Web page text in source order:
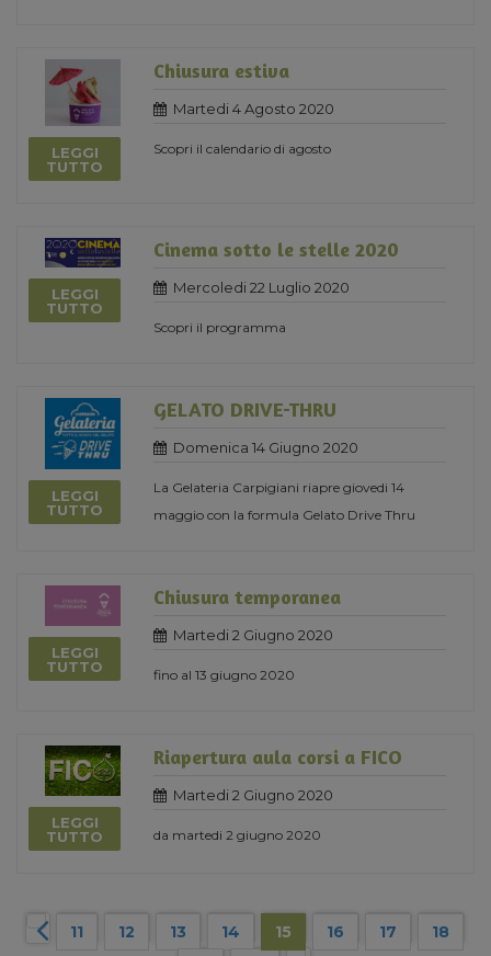
LEGGI
TUTTO
Chiusura estiva
Martedi 4 Agosto 2020
Scopri il calendario di agosto
LEGGI
TUTTO
Cinema sotto le stelle 2020
Mercoledi 22 Luglio 2020
Scopri il programma
LEGGI
TUTTO
GELATO DRIVE-THRU
Domenica 14 Giugno 2020
La Gelateria Carpigiani riapre giovedi 14
maggio con la formula Gelato Drive Thru
LEGGI
TUTTO
Chiusura temporanea
Martedi 2 Giugno 2020
fino al 13 giugno 2020
LEGGI
TUTTO
Riapertura aula corsi a FICO
Martedi 2 Giugno 2020
da martedi 2 giugno 2020
11 12 13 14 15 16 17
18